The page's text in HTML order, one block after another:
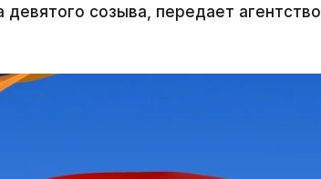
созыва, передает агентство